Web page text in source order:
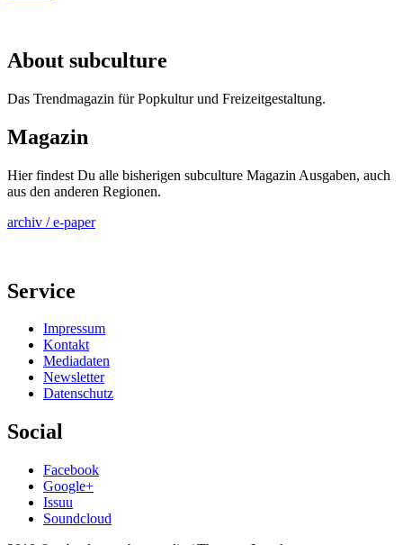
About subculture
Das Trendmagazin für Popkultur und Freizeitgestaltung.
Magazin
Hier findest Du alle bisherigen subculture Magazin Ausgaben, auch
aus den anderen Regionen.
archiv / e-paper
Service
Impressum
Kontakt
Mediadaten
Newsletter
Datenschutz
Social
Facebook
Google+
Issuu
Soundcloud